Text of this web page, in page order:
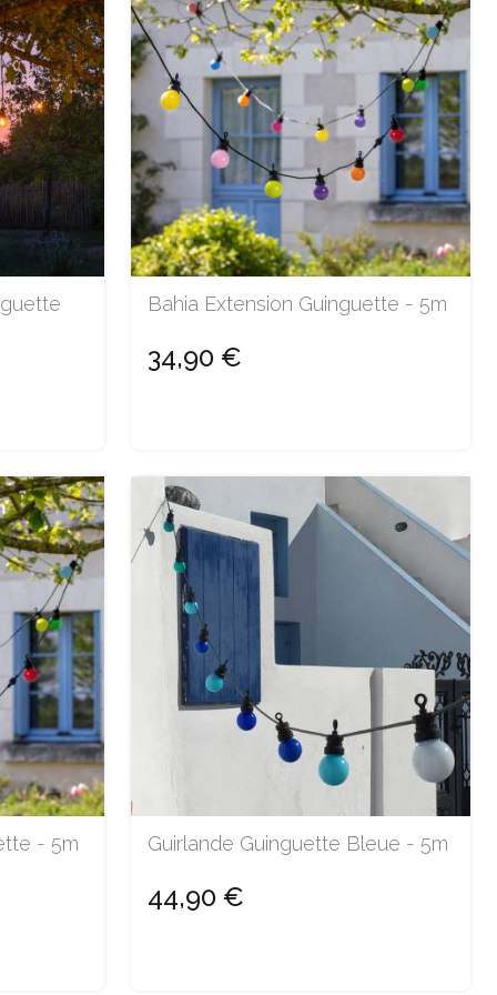
Bahia Extension Guinguette - 5m
34,90 €
- 5m Guirlande Guinguette Bleue - 5m
44,90 €